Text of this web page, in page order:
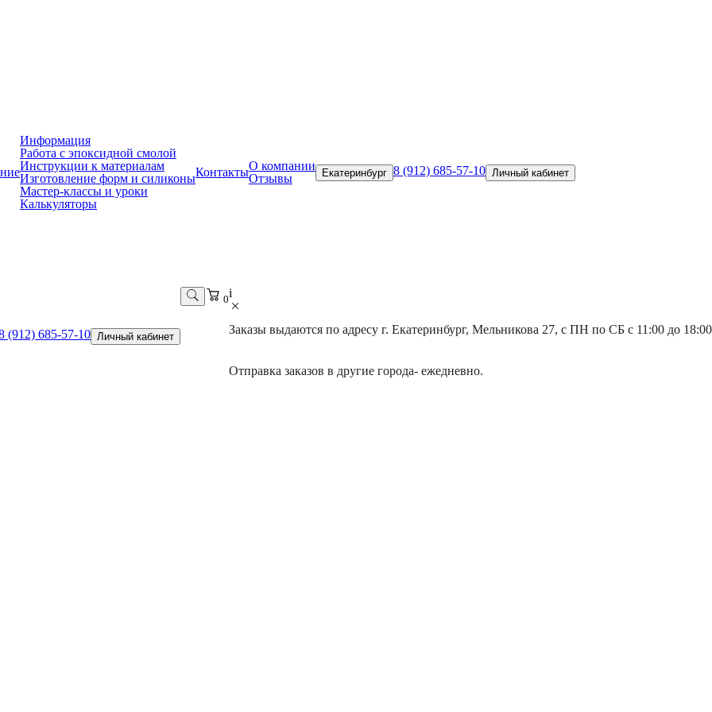
Информация
Работа с эпоксидной смолой
Инструкции к материалам
Изготовление форм и силиконы
Мастер-классы и уроки
Калькуляторы
КонтактыО компании
Отзывы
Екатеринбург 8 (912) 685-57-10 Личный кабинет
(912) 685-57-10 Личный кабинет
0i
Заказы выдаются по адресу г. Екатеринбург, Мельникова 27, с ПН по СБ с 11:00 до 18:00
Отправка заказов в другие города- ежедневно.